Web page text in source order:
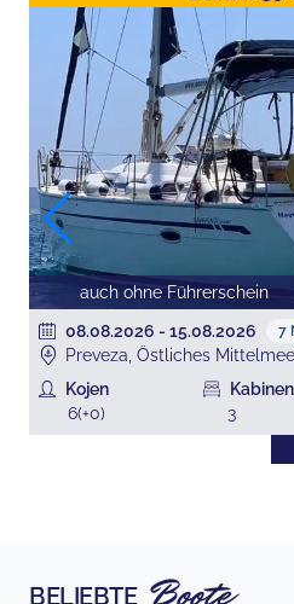
auch ohne Führerschein
08.08.2026 - 15.08.2026 7
Preveza, Östliches
Kojen
6(+0)
Kabinen
3
BELIEBTE